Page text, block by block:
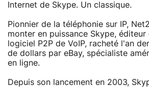
Internet de Skype. Un classique.
Pionnier de la téléphonie sur IP,
monter en puissance Skype, éditeur
logiciel P2P de VoIP, racheté l'an
de dollars par eBay, spécialiste
en ligne.
Depuis son lancement en 2003,